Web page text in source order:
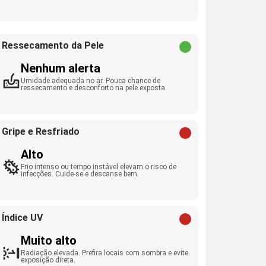
Ressecamento da Pele
Nenhum alerta
Umidade adequada no ar. Pouca chance de
ressecamento e desconforto na pele exposta.
Gripe e Resfriado
Alto
Frio intenso ou tempo instável elevam o risco de
infecções. Cuide-se e descanse bem.
Índice UV
Muito alto
Radiação elevada. Prefira locais com sombra e evite
exposição direta.